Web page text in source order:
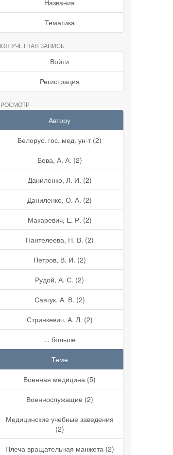
Названия
Тематика
УЧЕТНАЯ ЗАПИСЬ
Войти
Регистрация
Автору
Белорус. гос. мед. ун-т (2)
Бова, А. А. (2)
Даниленко, Л. И. (2)
Даниленко, О. А. (2)
Макаревич, Е. Р. (2)
Пантелеева, Н. В. (2)
Петров, В. И. (2)
Рудой, А. С. (2)
Савчук, А. В. (2)
Стринкевич, А. Л. (2)
... больше
Теме
Военная медицина (5)
Военнослужащие (2)
Медицинские учебные заведения
(2)
Плеча вращательная манжета (2)